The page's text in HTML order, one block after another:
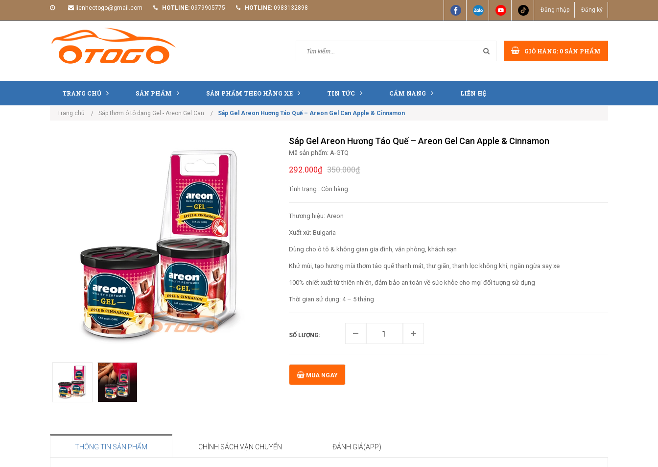
lienheotogo@gmail.com HOTLINE: 0979905775 HOTLINE: 0983132898 Đăng nhập Đăng ký
GIỎ HÀNG: 0 SẢN PHẨM
TRANG CHỦ SẢN PHẨM SẢN PHẨM THEO HÃNG XE TIN TỨC CẨM NANG LIÊN HỆ
Trang chủ Sáp thơm ô tô dạng Gel - Areon Gel Can Sáp Gel Areon Hương Táo Quế – Areon Gel Can Apple & Cinnamon
Sáp Gel Areon Hương Táo Quế – Areon Gel Can Apple & Cinnamon
Mã sản phẩm: A-GTQ
292.000₫ 350.000₫
Tình trạng : Còn hàng
Thương hiệu: Areon
Xuất xứ: Bulgaria
Dùng cho ô tô & không gian gia đình, văn phòng, khách sạn
Khử mùi, tạo hương mùi thơm táo quế thanh mát, thư giãn, thanh lọc không khí, ngăn ngừa say xe
100% chiết xuất từ thiên nhiên, đảm bảo an toàn về sức khỏe cho mọi đối tượng sử dụng
Thời gian sử dụng: 4 – 5 tháng
SỐ LƯỢNG:
MUA NGAY
THÔNG TIN SẢN PHẨM CHÍNH SÁCH VẬN CHUYỂN ĐÁNH GIÁ(APP)